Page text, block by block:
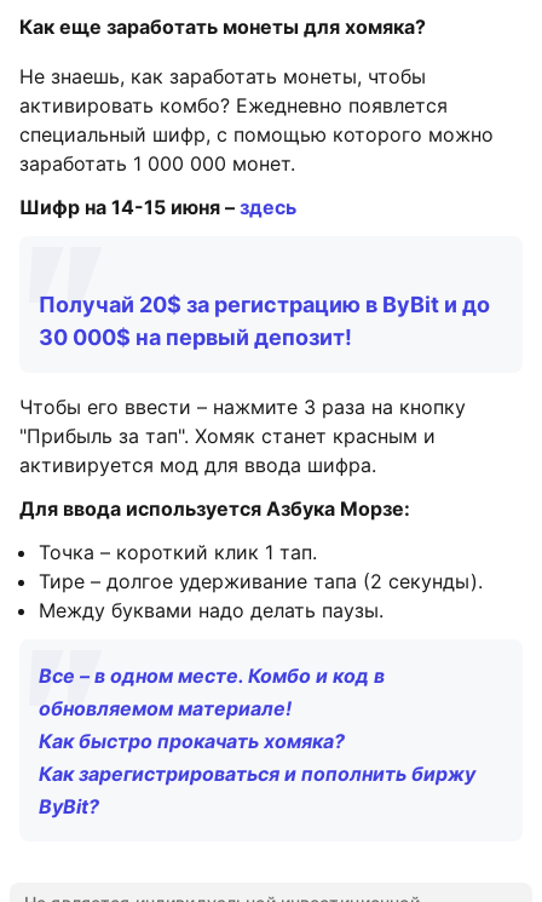
Как еще заработать монеты для хомяка?
Не знаешь, как заработать монеты, чтобы
активировать комбо? Ежедневно появлется
специальный шифр, с помощью которого можно
заработать 1 000 000 монет.
Шифр на 14-15 июня – здесь
Получай 20$ за регистрацию в ByBit и до
30 000$ на первый депозит!
Чтобы его ввести – нажмите 3 раза на кнопку
"Прибыль за тап". Хомяк станет красным и
активируется мод для ввода шифра.
Для ввода используется Азбука Морзе:
Точка – короткий клик 1 тап.
Тире – долгое удерживание тапа (2 секунды).
Между буквами надо делать паузы.
Все – в одном месте. Комбо и код в
обновляемом материале!
Как быстро прокачать хомяка?
Как зарегистрироваться и пополнить биржу
ByBit?